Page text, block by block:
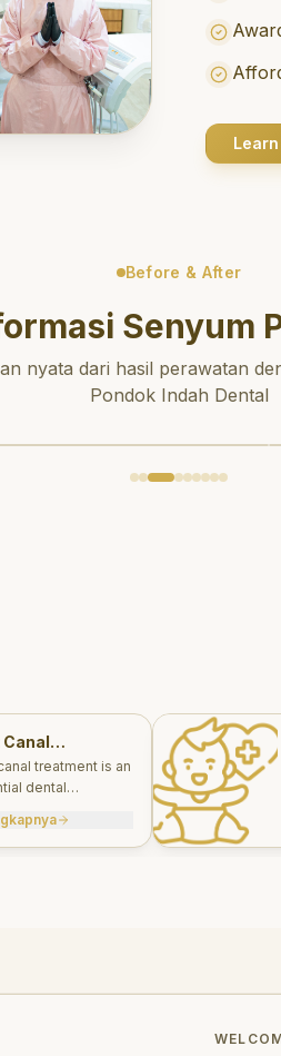
Before & After
Senyum
nyata dari hasil perawatan
Pondok Indah Dental
Canal
treatment is an
dental
tooth that has
damaged